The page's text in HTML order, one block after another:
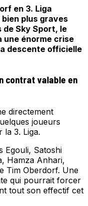
en 3. Liga
plus graves
de Sky Sport, le
énorme crise
descente officielle
contrat valable en
directement
joueurs
la 3. Liga.
Egouli, Satoshi
Hamza Anhari,
Tim Oberdorf. Une
qui pourrait forcer
tout son effectif cet